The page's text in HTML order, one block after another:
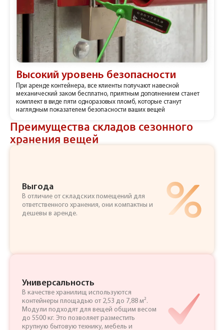
Высокий уровень безопасности
При аренде контейнера, все клиенты получают навесной
механический заком бесплатно, приятным дополнением станет
комплект в виде пяти одноразовых пломб, которые станут
наглядным показателем безопасности ваших вещей
Преимущества складов сезонного
хранения вещей
Выгода
В отличие от складских помещений для
ответственного хранения, они компактны и
дешевы в аренде.
Универсальность
В качестве хранилищ используются
контейнеры площадью от 2,53 до 7,88 м².
Модули подходят для вещей общим весом
до 5500 кг. Это позволяет разместить
крупную бытовую технику, мебель и